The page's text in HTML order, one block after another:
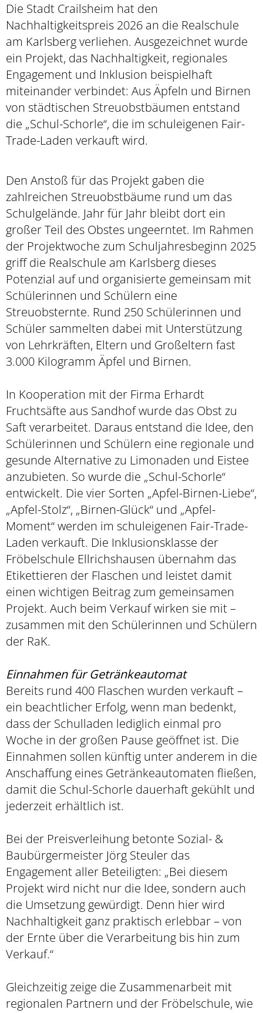
Die Stadt Crailsheim hat den
Nachhaltigkeitspreis 2026 an die Realschule
am Karlsberg verliehen. Ausgezeichnet wurde
ein Projekt, das Nachhaltigkeit, regionales
Engagement und Inklusion beispielhaft
miteinander verbindet: Aus Äpfeln und Birnen
von städtischen Streuobstbäumen entstand
die „Schul-Schorle“, die im schuleigenen Fair-
Trade-Laden verkauft wird.
Den Anstoß für das Projekt gaben die
zahlreichen Streuobstbäume rund um das
Schulgelände. Jahr für Jahr bleibt dort ein
großer Teil des Obstes ungeerntet. Im Rahmen
der Projektwoche zum Schuljahresbeginn 2025
griff die Realschule am Karlsberg dieses
Potenzial auf und organisierte gemeinsam mit
Schülerinnen und Schülern eine
Streuobsternte. Rund 250 Schülerinnen und
Schüler sammelten dabei mit Unterstützung
von Lehrkräften, Eltern und Großeltern fast
3.000 Kilogramm Äpfel und Birnen.
In Kooperation mit der Firma Erhardt
Fruchtsäfte aus Sandhof wurde das Obst zu
Saft verarbeitet. Daraus entstand die Idee, den
Schülerinnen und Schülern eine regionale und
gesunde Alternative zu Limonaden und Eistee
anzubieten. So wurde die „Schul-Schorle“
entwickelt. Die vier Sorten „Apfel-Birnen-Liebe“,
„Apfel-Stolz“, „Birnen-Glück“ und „Apfel-
Moment“ werden im schuleigenen Fair-Trade-
Laden verkauft. Die Inklusionsklasse der
Fröbelschule Ellrichshausen übernahm das
Etikettieren der Flaschen und leistet damit
einen wichtigen Beitrag zum gemeinsamen
Projekt. Auch beim Verkauf wirken sie mit –
zusammen mit den Schülerinnen und Schülern
der RaK.
Einnahmen für Getränkeautomat
Bereits rund 400 Flaschen wurden verkauft –
ein beachtlicher Erfolg, wenn man bedenkt,
dass der Schulladen lediglich einmal pro
Woche in der großen Pause geöffnet ist. Die
Einnahmen sollen künftig unter anderem in die
Anschaffung eines Getränkeautomaten fließen,
damit die Schul-Schorle dauerhaft gekühlt und
jederzeit erhältlich ist.
Bei der Preisverleihung betonte Sozial- &
Baubürgermeister Jörg Steuler das
Engagement aller Beteiligten: „Bei diesem
Projekt wird nicht nur die Idee, sondern auch
die Umsetzung gewürdigt. Denn hier wird
Nachhaltigkeit ganz praktisch erlebbar – von
der Ernte über die Verarbeitung bis hin zum
Verkauf.“
Gleichzeitig zeige die Zusammenarbeit mit
regionalen Partnern und der Fröbelschule, wie